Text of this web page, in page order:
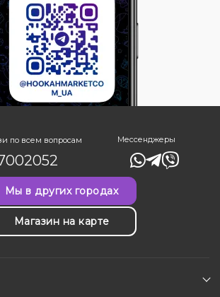
по всем вопросам Мессенджеры
Мы в других городах
Магазин на карте